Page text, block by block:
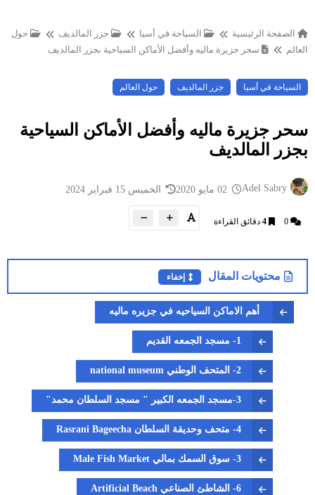
الصفحة الرئيسية السياحة في أسيا جزر المالديف
حول
العالم
سحر جزيرة ماليه وأفضل الأماكن السياحية بجزر المالديف
السياحة في أسيا جزر المالديف حول العالم
سحر جزيرة ماليه وأفضل الأماكن السياحية
بجزر المالديف
Adel Sabry الخميس 15 فبراير 2024
0
4 دقائق القراءة
محتويات المقال إخفاء
أهم الاماكن السياحيه في جزيره ماليه
1- مسجد الجمعه القديم
2- المتحف الوطني national museum
3-مسجد الجمعه الكبير " مسجد السلطان محمد"
4- متحف وحديقة السلطان Rasrani Bageecha
3- سوق السمك بمالي Male Fish Market
6- الشاطئ الصناعي Artificial Beach